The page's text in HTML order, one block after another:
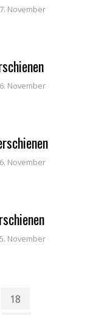
November
November
November
November
18